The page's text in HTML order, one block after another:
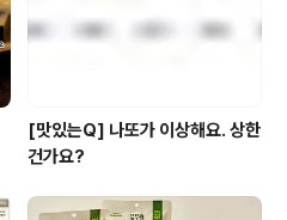
[맛있는Q] 나또가 이상해요. 상한
건가요?